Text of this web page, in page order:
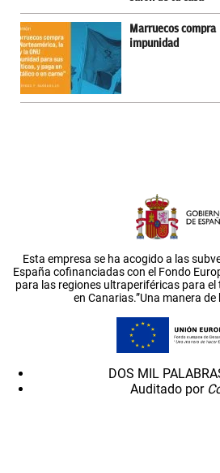
Marruecos compra
impunidad
Esta empresa se ha acogido a las
España cofinanciadas con el Fondo
para las regiones ultraperiféricas para
en Canarias.”Una manera de
DOS MIL
Auditado por